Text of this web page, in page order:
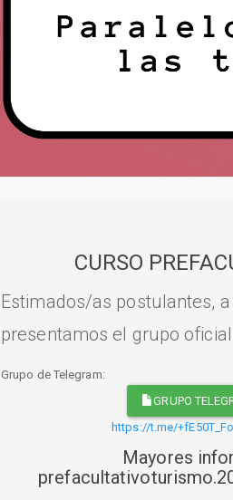
CURSO
Estimados/as postulantes,
presentamos el grupo
Grupo de Telegram:
GRUPO
https://t.me/
Mayores